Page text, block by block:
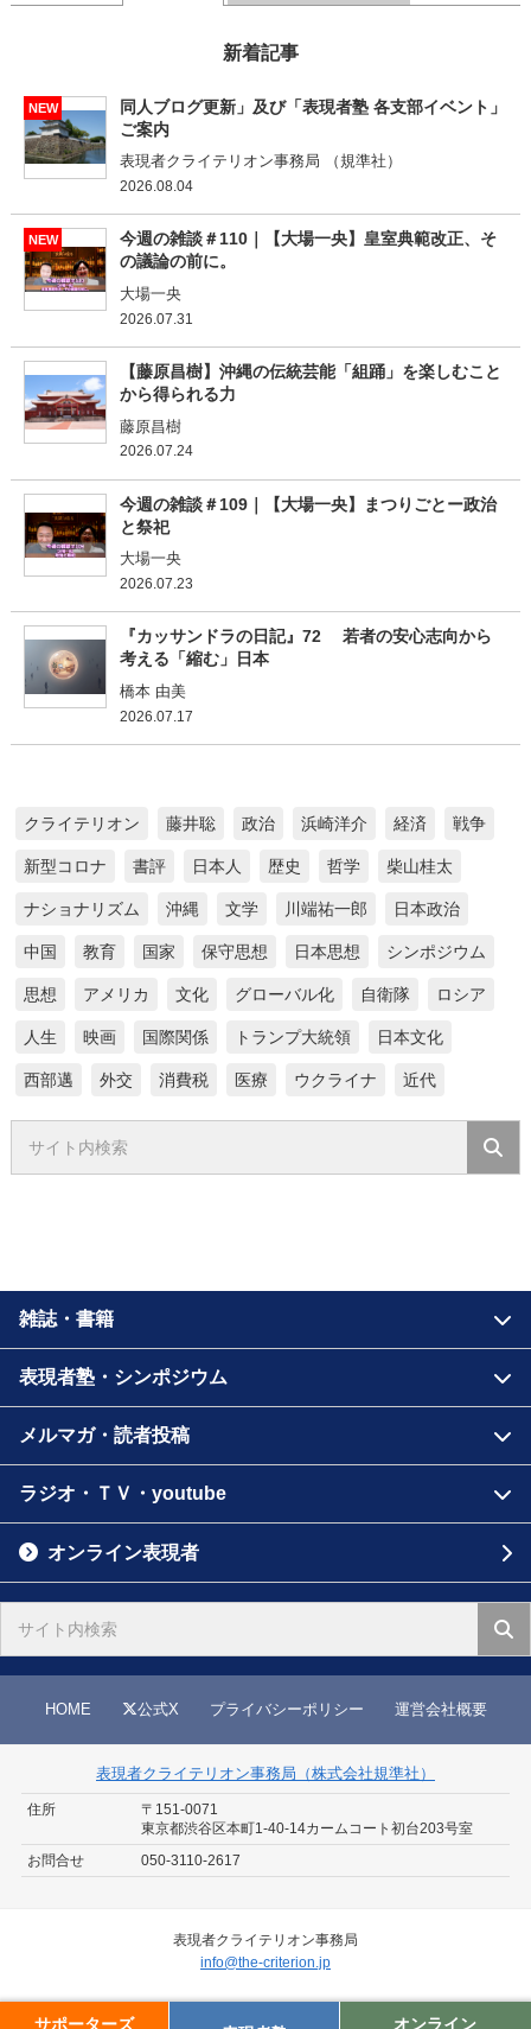
新着記事
NEW
同人ブログ更新」及び「表現者塾 各支部イベント」
ご案内
表現者クライテリオン事務局 （規準社）
2026.08.04
NEW
今週の雑談＃110｜【大場一央】皇室典範改正、そ
の議論の前に。
大場一央
2026.07.31
【藤原昌樹】沖縄の伝統芸能「組踊」を楽しむこと
から得られる力
藤原昌樹
2026.07.24
今週の雑談＃109｜【大場一央】まつりごとー政治
と祭祀
大場一央
2026.07.23
『カッサンドラの日記』72 若者の安心志向から
考える「縮む」日本
橋本 由美
2026.07.17
クライテリオン 藤井聡 政治 浜崎洋介 経済 戦争
新型コロナ 書評 日本人 歴史 哲学 柴山桂太
ナショナリズム 沖縄 文学 川端祐一郎 日本政治
中国 教育 国家 保守思想 日本思想 シンポジウム
思想 アメリカ 文化 グローバル化 自衛隊 ロシア
人生 映画 国際関係 トランプ大統領 日本文化
西部邁 外交 消費税 医療 ウクライナ 近代
雑誌・書籍
表現者塾・シンポジウム
メルマガ・読者投稿
ラジオ・ＴＶ・youtube
オンライン表現者
HOME 公式X プライバシーポリシー 運営会社概要
表現者クライテリオン事務局（株式会社規準社）
住所
〒151-0071
東京都渋谷区本町1-40-14カームコート初台203号室
お問合せ
050-3110-2617
表現者クライテリオン事務局
info@the-criterion.jp
サポーターズ オンライン